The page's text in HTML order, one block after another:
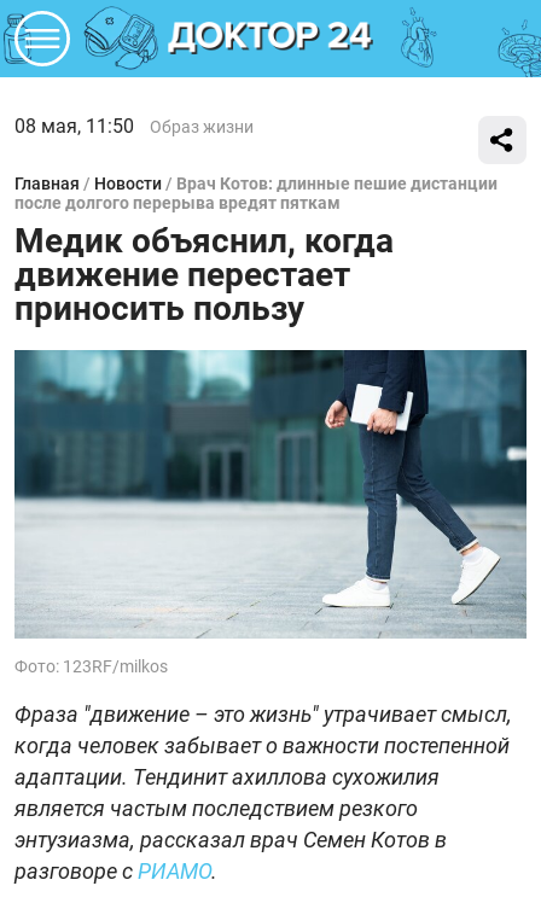
08 мая, 11:50 Образ жизни
Главная / Новости / Врач Котов: длинные пешие дистанции
после долгого перерыва вредят пяткам
Медик объяснил, когда
движение перестает
приносить пользу
Фото: 123RF/milkos
Фраза "движение – это жизнь" утрачивает смысл,
когда человек забывает о важности постепенной
адаптации. Тендинит ахиллова сухожилия
является частым последствием резкого
энтузиазма, рассказал врач Семен Котов в
разговоре сРИАМО.